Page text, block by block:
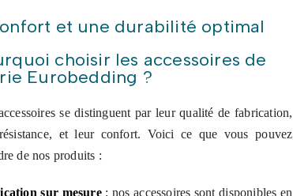
et une durabilité optimal
choisir les accessoires de
Eurobedding ?
se distinguent par leur qualité de fabrication,
et leur confort. Voici ce que vous pouvez
de nos produits :
sur mesure: nos accessoires sont disponibles en